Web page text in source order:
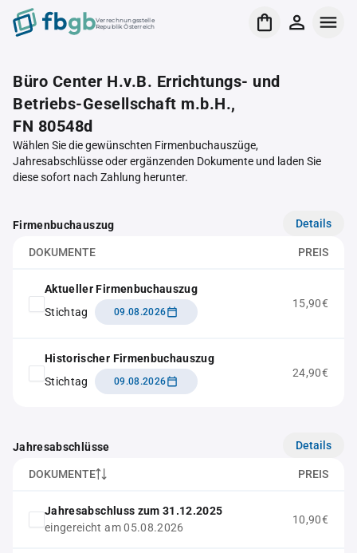
Verrechnungsstelle
Republik Österreich
Büro Center H.v.B. Errichtungs- und
Betriebs-Gesellschaft m.b.H.,
FN 80548d
Wählen Sie die gewünschten Firmenbuchauszüge,
Jahresabschlüsse oder ergänzenden Dokumente und laden Sie
diese sofort nach Zahlung herunter.
Firmenbuchauszug Details
DOKUMENTE PREIS
Aktueller Firmenbuchauszug
Stichtag
09.08.2026
15,90€
Historischer Firmenbuchauszug
Stichtag
09.08.2026
24,90€
Jahresabschlüsse Details
DOKUMENTE PREIS
Jahresabschluss zum 31.12.2025
eingereicht am 05.08.2026
10,90€